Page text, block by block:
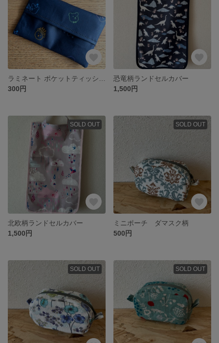
300円
恐竜柄ランドセルカバー
1,500円
SOLD OUT
北欧柄ランドセルカバー
1,500円
SOLD OUT
ミニポーチ ダマスク柄
500円
SOLD OUT SOLD OUT